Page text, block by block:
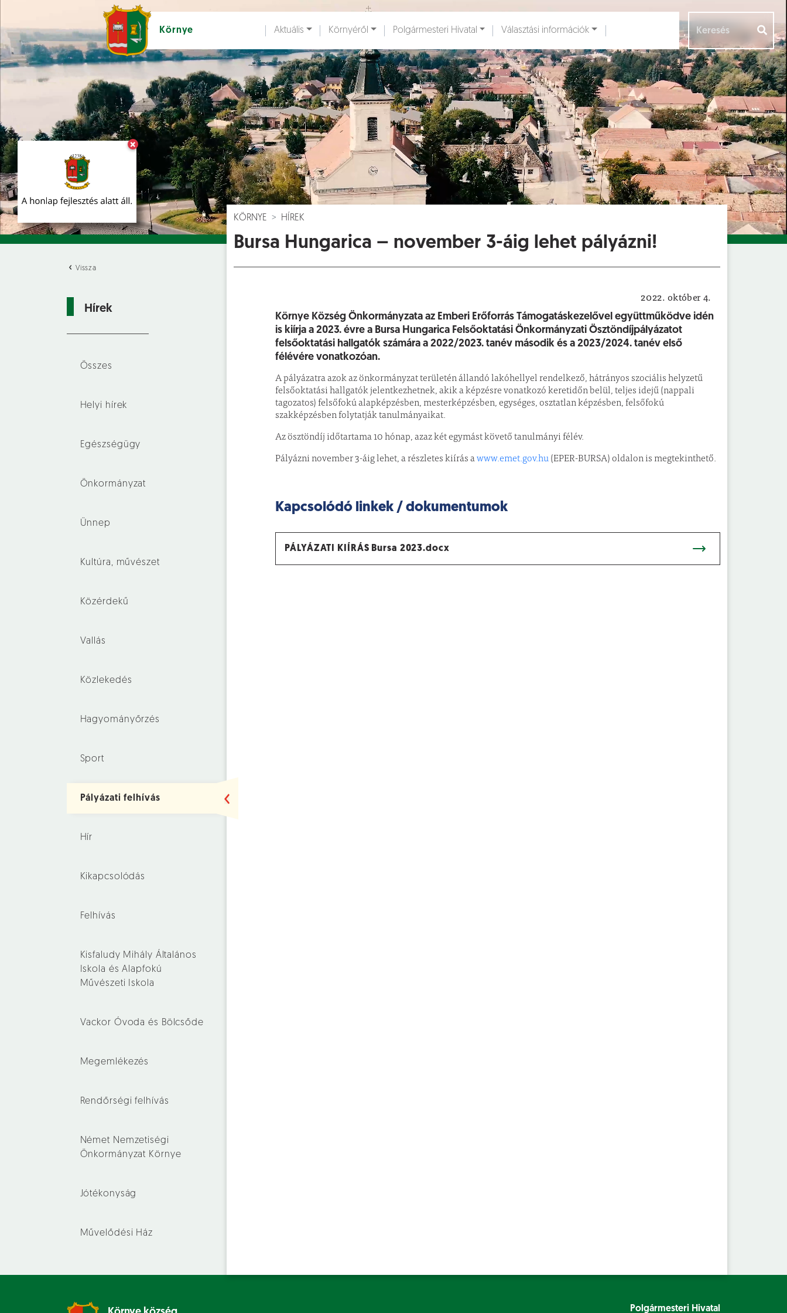
×
Környe
Ugrás a fő tartalomhoz
Aktuális Környéről Polgármesteri Hivatal Választási információk
Vissza
Hírek
Összes
Helyi hírek
Egészségügy
Önkormányzat
Ünnep
Kultúra, művészet
Közérdekű
Vallás
Közlekedés
Hagyományőrzés
Sport
Pályázati felhívás
Hír
Kikapcsolódás
Felhívás
Kisfaludy Mihály Általános
Iskola és Alapfokú
Művészeti Iskola
Vackor Óvoda és Bölcsőde
Megemlékezés
Rendőrségi felhívás
Német Nemzetiségi
Önkormányzat Környe
Jótékonyság
Művelődési Ház
KÖRNYE HÍREK
Bursa Hungarica – november 3-áig lehet pályázni!
Pályázati felhívás
2022. október 4.
Környe Község Önkormányzata az Emberi Erőforrás Támogatáskezelővel együttműködve idén
is kiírja a 2023. évre a Bursa Hungarica Felsőoktatási Önkormányzati Ösztöndíjpályázatot
felsőoktatási hallgatók számára a 2022/2023. tanév második és a 2023/2024. tanév első
félévére vonatkozóan.
A pályázatra azok az önkormányzat területén állandó lakóhellyel rendelkező, hátrányos szociális helyzetű
felsőoktatási hallgatók jelentkezhetnek, akik a képzésre vonatkozó keretidőn belül, teljes idejű (nappali
tagozatos) felsőfokú alapképzésben, mesterképzésben, egységes, osztatlan képzésben, felsőfokú
szakképzésben folytatják tanulmányaikat.
Az ösztöndíj időtartama 10 hónap, azaz két egymást követő tanulmányi félév.
Pályázni november 3-áig lehet, a részletes kiírás awww.emet.gov.hu (EPER-BURSA) oldalon is megtekinthető.
Kapcsolódó linkek / dokumentumok
PÁLYÁZATI KIÍRÁS Bursa 2023.docx
Polgármesteri Hivatal
Hírek [ Események [] Dokumentumok [] Aloldalak []